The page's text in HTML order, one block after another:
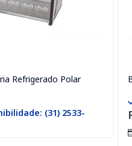
Refrigerado Polar
(31) 2533-